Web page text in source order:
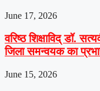
June 17, 2026
वरिष्ठ शिक्षाविद् डॉ.
जिला समन्वयक का
June 15, 2026